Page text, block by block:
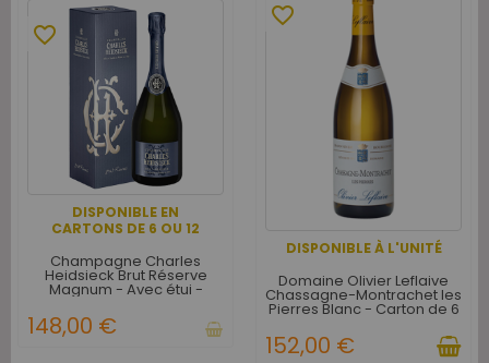
DISPONIBLE EN
CARTONS DE 6 OU 12
favorite_border
Champagne Charles
Heidsieck Brut Réserve
Magnum - Avec étui -
148,00 €
DISPONIBLE À L'UNITÉ
favorite_border
Domaine Olivier Leflaive
Chassagne-Montrachet les
Pierres Blanc - Carton de 6
152,00 €